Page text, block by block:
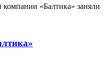
«Балтика» заняли